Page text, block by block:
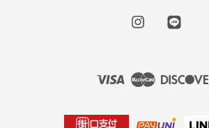
Instagram
Visa Master